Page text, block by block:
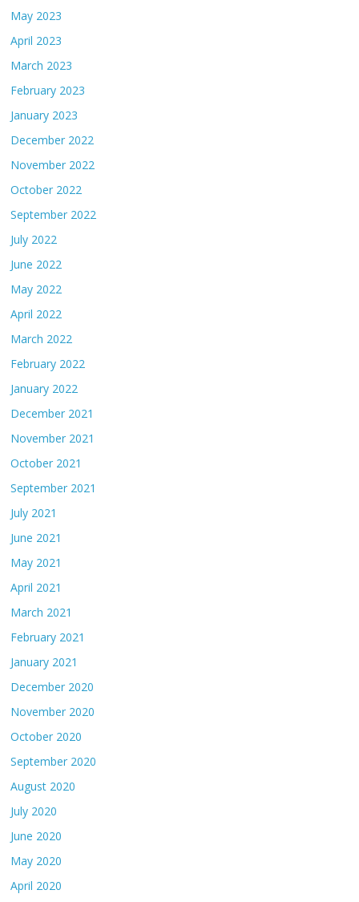
May 2023
April 2023
March 2023
February 2023
January 2023
December 2022
November 2022
October 2022
September 2022
July 2022
June 2022
May 2022
April 2022
March 2022
February 2022
January 2022
December 2021
November 2021
October 2021
September 2021
July 2021
June 2021
May 2021
April 2021
March 2021
February 2021
January 2021
December 2020
November 2020
October 2020
September 2020
August 2020
July 2020
June 2020
May 2020
April 2020